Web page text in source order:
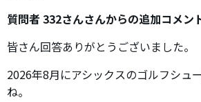
質問者 332さんさんからの追加コメン
皆さん回答ありがとうございました。
2026年8月にアシックスのゴルフシュ
ね。